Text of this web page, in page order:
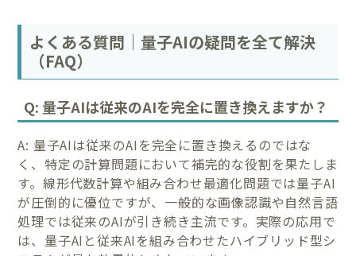
よくある質問｜量子AIの疑問を全て解決
（FAQ）
Q: 量子AIは従来のAIを完全に置き換えますか？
A: 量子AIは従来のAIを完全に置き換えるのではな
く、特定の計算問題において補完的な役割を果たしま
す。線形代数計算や組み合わせ最適化問題では量子AI
が圧倒的に優位ですが、一般的な画像認識や自然言語
処理では従来のAIが引き続き主流です。実際の応用で
は、量子AIと従来AIを組み合わせたハイブリッド型シ